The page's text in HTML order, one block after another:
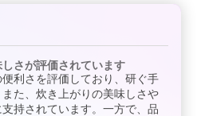
の原因にもなるため濡れた手や物
の高いところでの保管はしないよ
すいので、冷蔵庫(野菜室)の保存
るとさらに効果的です。
さが評価されています
利さを評価しており、研ぐ手
た、炊き上がりの美味しさや
持されています。一方で、品